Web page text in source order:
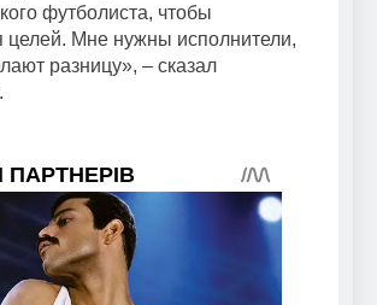
футболиста, чтобы
целей. Мне нужны исполнители,
разницу», – сказал